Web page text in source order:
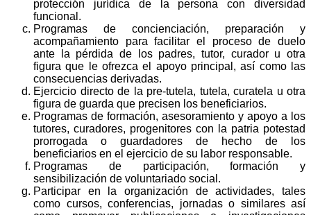
protección jurídica de la persona con diversidad
funcional.
Programas de concienciación, preparación y
acompañamiento para facilitar el proceso de duelo
ante la pérdida de los padres, tutor, curador u otra
figura que le ofrezca el apoyo principal, así como las
consecuencias derivadas.
Ejercicio directo de la pre-tutela, tutela, curatela u otra
figura de guarda que precisen los beneficiarios.
Programas de formación, asesoramiento y apoyo a los
tutores, curadores, progenitores con la patria potestad
prorrogada o guardadores de hecho de los
beneficiarios en el ejercicio de su labor responsable.
Programas de participación, formación y
sensibilización de voluntariado social.
Participar en la organización de actividades, tales
como cursos, conferencias, jornadas o similares así